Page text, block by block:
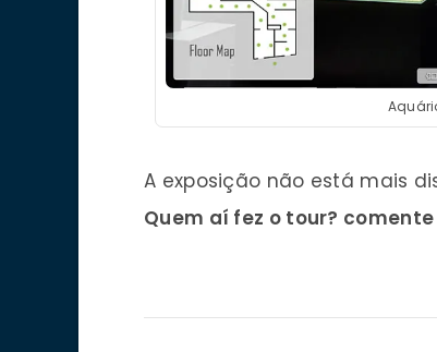
A exposição não está mais
Quem aí fez o tour? comente